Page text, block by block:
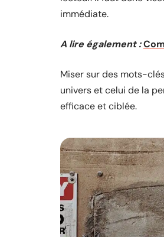
immédiate.
A lire également :
Miser sur des mots-
univers et celui de la
efficace et ciblée.